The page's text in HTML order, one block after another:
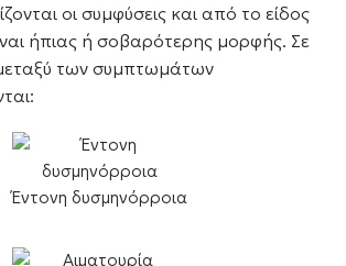
οι συμφύσεις και από το είδος
ήπιας ή σοβαρότερης μορφής. Σε
των συμπτωμάτων
Έντονη δυσμηνόρροια